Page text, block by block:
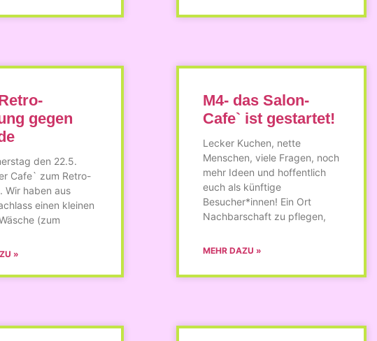
gegen
den 22.5.
Cafe` zum Retro-
Wir haben aus
einen kleinen
(zum
»
M4- das Salon-
Cafe` ist gestartet!
Lecker Kuchen, nette
Menschen, viele Fragen, noch
mehr Ideen und hoffentlich
euch als künftige
Besucher*innen! Ein Ort
Nachbarschaft zu pflegen,
MEHR DAZU »